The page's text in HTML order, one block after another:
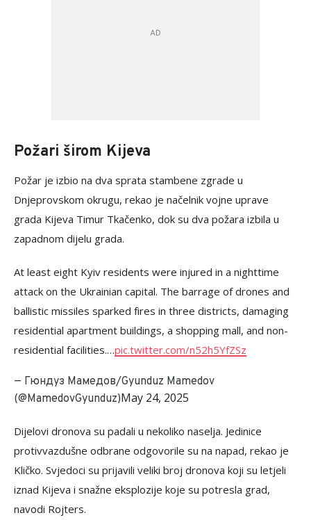
Požari širom Kijeva
Požar je izbio na dva sprata stambene zgrade u
Dnjeprovskom okrugu, rekao je načelnik vojne uprave
grada Kijeva Timur Tkačenko, dok su dva požara izbila u
zapadnom dijelu grada.
At least eight Kyiv residents were injured in a nighttime
attack on the Ukrainian capital. The barrage of drones and
ballistic missiles sparked fires in three districts, damaging
residential apartment buildings, a shopping mall, and non-
residential facilities.…pic.twitter.com/n52h5YfZSz
— Гюндуз Мамедов/Gyunduz Mamedov
(@MamedovGyunduz)May 24, 2025
Dijelovi dronova su padali u nekoliko naselja. Jedinice
protivvazdušne odbrane odgovorile su na napad, rekao je
Kličko. Svjedoci su prijavili veliki broj dronova koji su letjeli
iznad Kijeva i snažne eksplozije koje su potresla grad,
navodi Rojters.